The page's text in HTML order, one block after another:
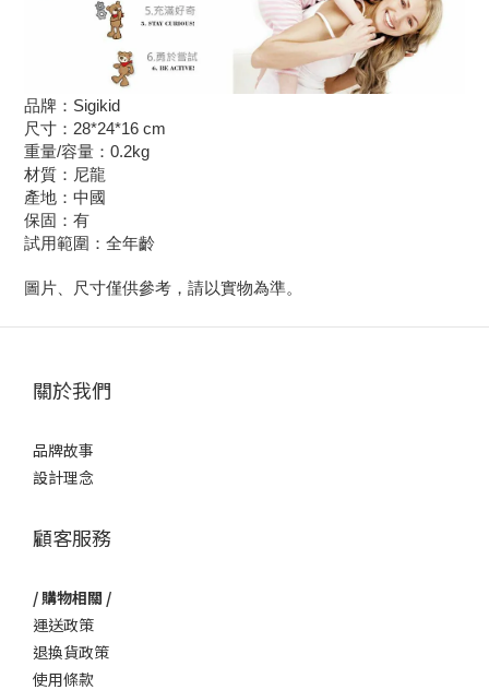
品牌：Sigikid
尺寸：28*24*16 cm
重量/容量：0.2kg
材質：尼龍
產地：中國
保固：有
試用範圍：全年齡
圖片、尺寸僅供參考，請以實物為準。
關於我們
品牌故事
設計理念
顧客服務
/ 購物相關 /
運送政策
退換貨政策
使用條款